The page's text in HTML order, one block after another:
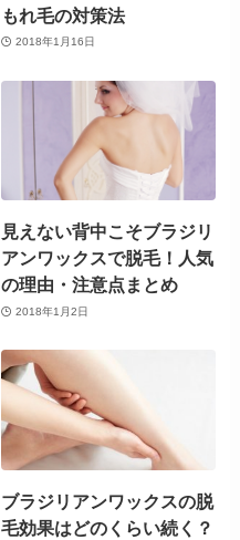
もれ毛の対策法
2018年1月16日
見えない背中こそブラジリ
アンワックスで脱毛！人気
の理由・注意点まとめ
2018年1月2日
ブラジリアンワックスの脱
毛効果はどのくらい続く？